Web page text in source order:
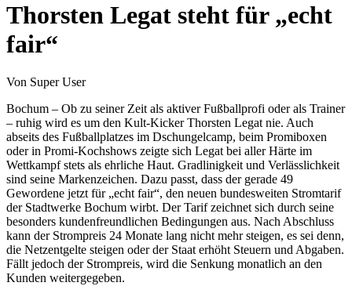
Thorsten Legat steht für „echt
fair“
Von Super User
Bochum – Ob zu seiner Zeit als aktiver Fußballprofi oder als Trainer
– ruhig wird es um den Kult-Kicker Thorsten Legat nie. Auch
abseits des Fußballplatzes im Dschungelcamp, beim Promiboxen
oder in Promi-Kochshows zeigte sich Legat bei aller Härte im
Wettkampf stets als ehrliche Haut. Gradlinigkeit und Verlässlichkeit
sind seine Markenzeichen. Dazu passt, dass der gerade 49
Gewordene jetzt für „echt fair“, den neuen bundesweiten Stromtarif
der Stadtwerke Bochum wirbt. Der Tarif zeichnet sich durch seine
besonders kundenfreundlichen Bedingungen aus. Nach Abschluss
kann der Strompreis 24 Monate lang nicht mehr steigen, es sei denn,
die Netzentgelte steigen oder der Staat erhöht Steuern und Abgaben.
Fällt jedoch der Strompreis, wird die Senkung monatlich an den
Kunden weitergegeben.